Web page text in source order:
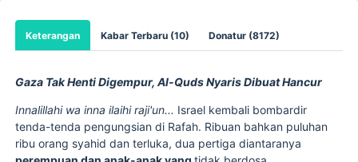
Keterangan Kabar Terbaru (10) Donatur (8172)
Gaza Tak Henti Digempur, Al-Quds Nyaris Dibuat Hancur
Innalillahi wa inna ilaihi raji'un... Israel kembali bombardir
tenda-tenda pengungsian di Rafah. Ribuan bahkan puluhan
ribu orang syahid dan terluka, dua pertiga diantaranya